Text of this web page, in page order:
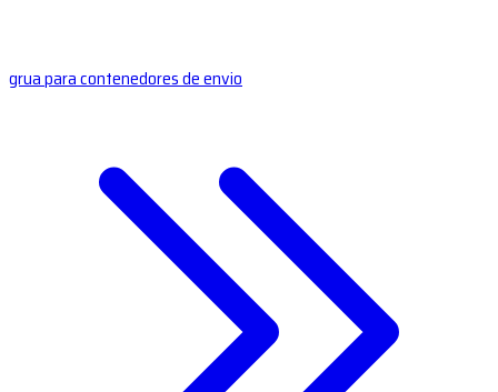
grua para contenedores de envio